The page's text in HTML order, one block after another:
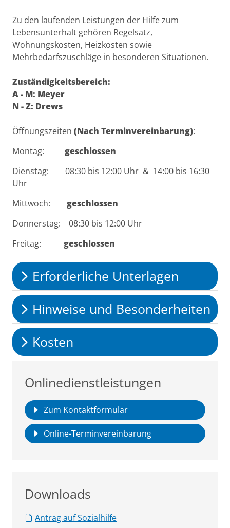
Zu den laufenden Leistungen der Hilfe zum
Lebensunterhalt gehören Regelsatz,
Wohnungskosten, Heizkosten sowie
Mehrbedarfszuschläge in besonderen Situationen.
Zuständigkeitsbereich:
A - M: Meyer
N - Z: Drews
Öffnungszeiten (Nach Terminvereinbarung):
Montag: geschlossen
Dienstag: 08:30 bis 12:00 Uhr & 14:00 bis 16:30
Uhr
Mittwoch: geschlossen
Donnerstag: 08:30 bis 12:00 Uhr
Freitag: geschlossen
Erforderliche Unterlagen
Hinweise und Besonderheiten
Kosten
Onlinedienstleistungen
Zum Kontaktformular
Online-Terminvereinbarung
Downloads
Antrag auf Sozialhilfe